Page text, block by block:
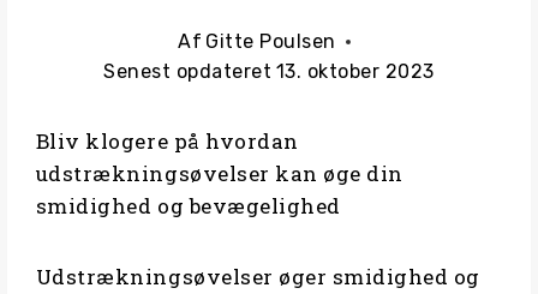
Af Gitte Poulsen
Senest opdateret 13. oktober 2023
Bliv klogere på hvordan
udstrækningsøvelser kan øge din
smidighed og bevægelighed
Udstrækningsøvelser øger smidighed og